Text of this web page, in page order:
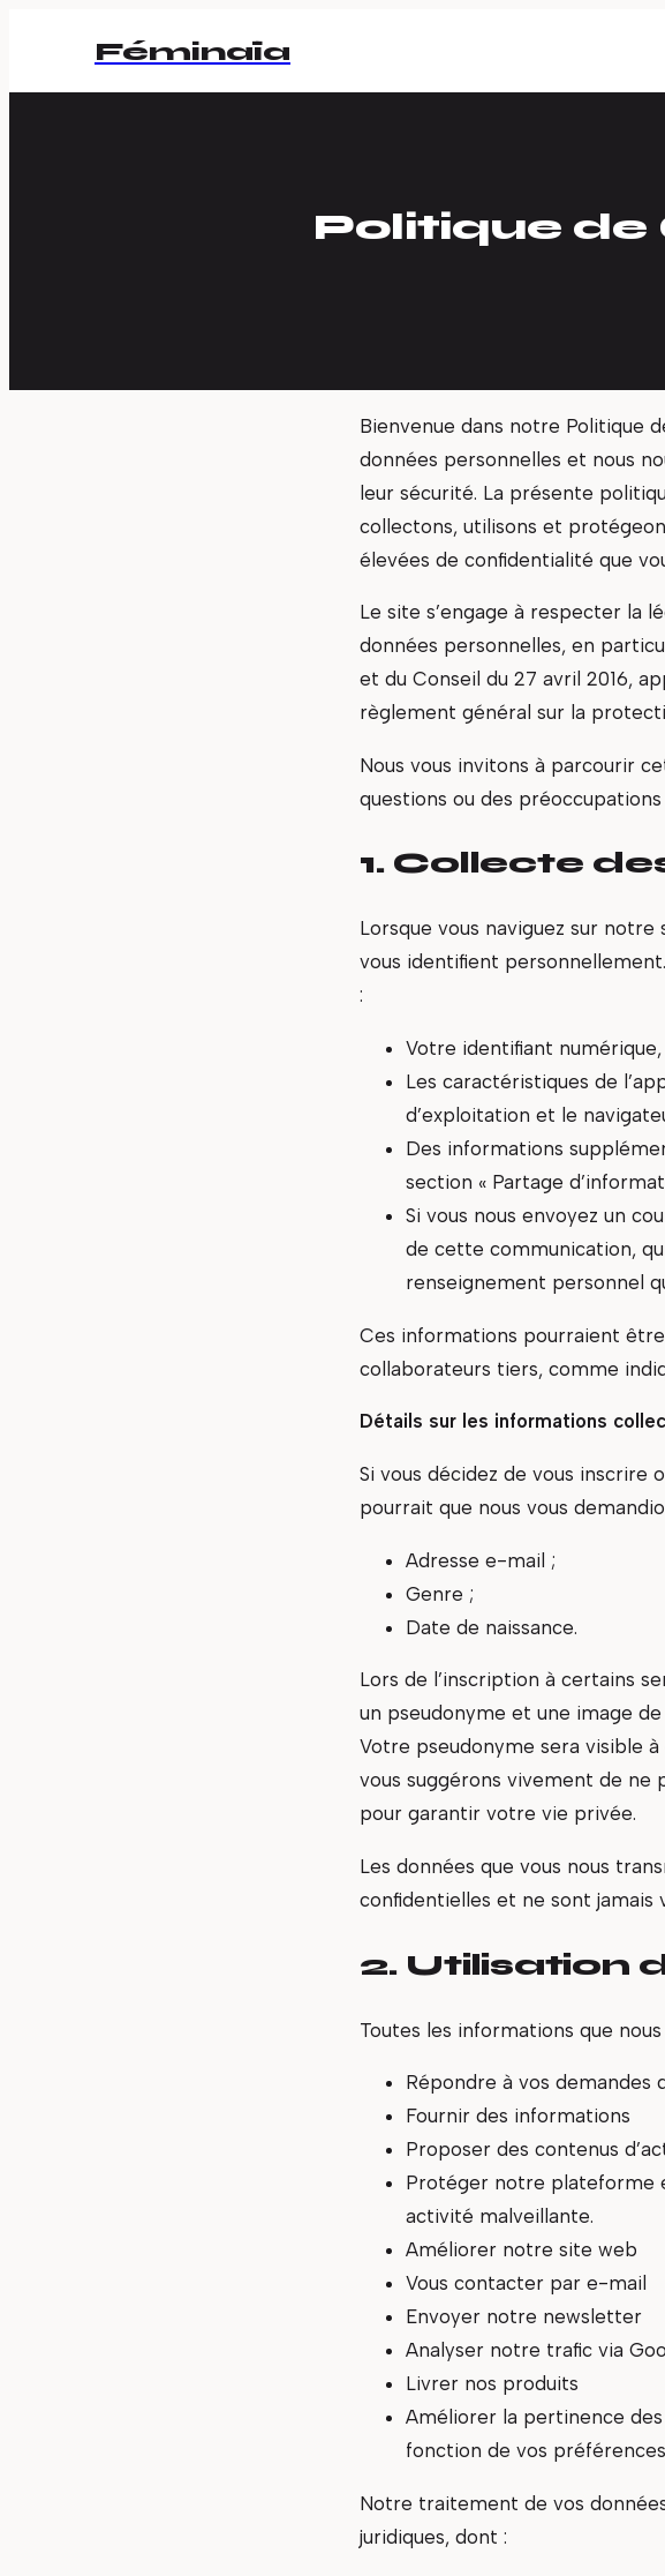
Féminaïa
Politique
Bienvenue dans notre Politique
données personnelles et nous
leur sécurité. La présente
collectons, utilisons et
élevées de confidentialité que
Le site s’engage à respecter la
données personnelles, en
et du Conseil du 27 avril 2016,
règlement général sur la
Nous vous invitons à parcourir
questions ou des
1. Collecte
Lorsque vous naviguez sur
vous identifient
:
Votre identifiant numérique,
Les caractéristiques de
d’exploitation et le
Des informations
section « Partage
Si vous nous envoyez un
de cette communication,
renseignement personnel
Ces informations pourraient
collaborateurs tiers, comme
Détails sur les informations
Si vous décidez de vous inscrire
pourrait que nous vous
Adresse e-mail ;
Genre ;
Date de naissance.
Lors de l’inscription à certains
un pseudonyme et une image
Votre pseudonyme sera visible
vous suggérons vivement de
pour garantir votre vie privée.
Les données que vous nous
confidentielles et ne sont jamais
2. Utilisation
Toutes les informations que
Répondre à vos demandes
Fournir des informations
Proposer des contenus
Protéger notre plateforme
activité malveillante.
Améliorer notre site web
Vous contacter par e-mail
Envoyer notre newsletter
Analyser notre trafic via
Livrer nos produits
Améliorer la pertinence
fonction de vos
Notre traitement de vos
juridiques, dont :